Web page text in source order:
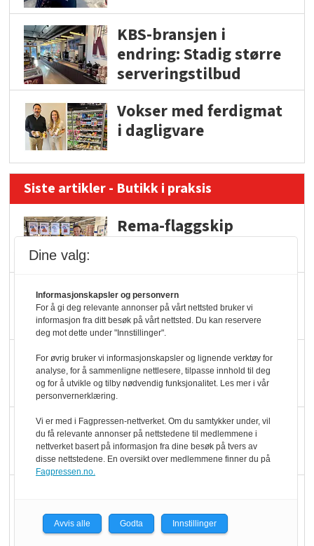
KBS-bransjen i
endring: Stadig større
serveringstilbud
Vokser med ferdigmat
i dagligvare
Siste artikler - Butikk i praksis
Rema-flaggskip
Slik opprettholdes
ølsalget
Færre varer, men fulle
hyller
KI lager mat i butikken
Rema i 2025
Dine valg:
Informasjonskapsler og personvern
For å gi deg relevante annonser på vårt nettsted bruker vi
informasjon fra ditt besøk på vårt nettsted. Du kan reservere
deg mot dette under "Innstillinger".
For øvrig bruker vi informasjonskapsler og lignende verktøy for
analyse, for å sammenligne nettlesere, tilpasse innhold til deg
og for å utvikle og tilby nødvendig funksjonalitet. Les mer i vår
personvernerklæring.
Vi er med i Fagpressen-nettverket. Om du samtykker under, vil
du få relevante annonser på nettstedene til medlemmene i
nettverket basert på informasjon fra dine besøk på tvers av
disse nettstedene. En oversikt over medlemmene finner du på
Fagpressen.no.
Avvis alle Godta Innstillinger